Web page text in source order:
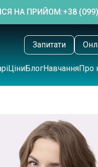
НА ПРИЙОМ:+38
Запитати
ЦіниБлогНавчанняПро